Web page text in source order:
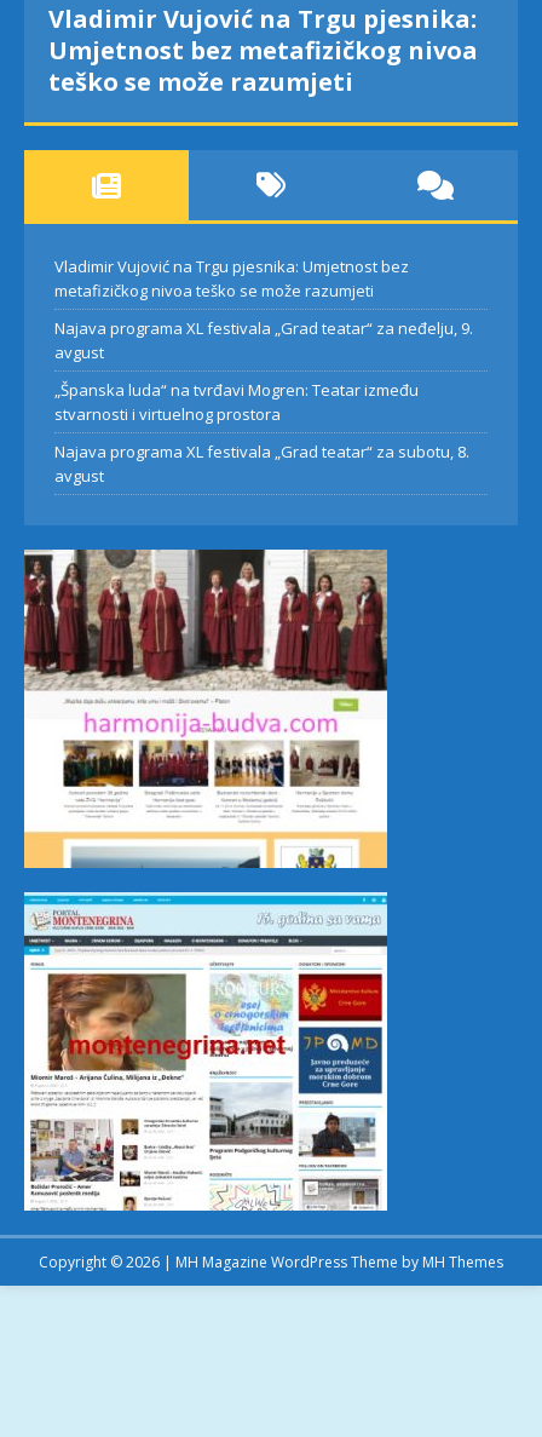
Vladimir Vujović na Trgu pjesnika:
Umjetnost bez metafizičkog nivoa
teško se može razumjeti
Vladimir Vujović na Trgu pjesnika: Umjetnost bez
metafizičkog nivoa teško se može razumjeti
Najava programa XL festivala „Grad teatar“ za neđelju, 9.
avgust
„Španska luda“ na tvrđavi Mogren: Teatar između
stvarnosti i virtuelnog prostora
Najava programa XL festivala „Grad teatar“ za subotu, 8.
avgust
Copyright © 2026 | MH Magazine WordPress Theme by MH Themes